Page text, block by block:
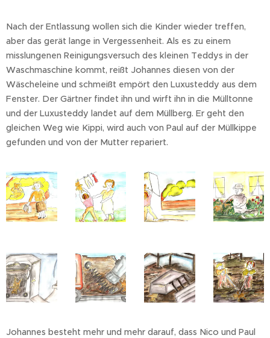
Nach der Entlassung wollen sich die Kinder wieder treffen,
aber das gerät lange in Vergessenheit. Als es zu einem
misslungenen Reinigungsversuch des kleinen Teddys in der
Waschmaschine kommt, reißt Johannes diesen von der
Wäscheleine und schmeißt empört den Luxusteddy aus dem
Fenster. Der Gärtner findet ihn und wirft ihn in die Mülltonne
und der Luxusteddy landet auf dem Müllberg. Er geht den
gleichen Weg wie Kippi, wird auch von Paul auf der Müllkippe
gefunden und von der Mutter repariert.
Johannes besteht mehr und mehr darauf, dass Nico und Paul